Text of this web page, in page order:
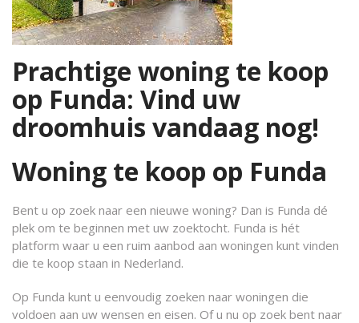
Prachtige woning te koop
op Funda: Vind uw
droomhuis vandaag nog!
Woning te koop op Funda
Bent u op zoek naar een nieuwe woning? Dan is Funda dé
plek om te beginnen met uw zoektocht. Funda is hét
platform waar u een ruim aanbod aan woningen kunt vinden
die te koop staan in Nederland.
Op Funda kunt u eenvoudig zoeken naar woningen die
voldoen aan uw wensen en eisen. Of u nu op zoek bent naar